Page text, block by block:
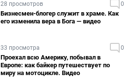
28 просмотров 0
Бизнесмен-блогер служит в храме. Как
его изменила вера в Бога — видео
33 просмотра 0
Проехал всю Америку, побывал в
Европе: как байкер путешествует по
миру на мотоцикле. Видео